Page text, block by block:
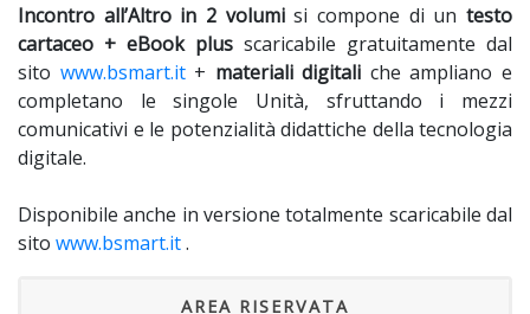
Incontro all’Altro in 2 volumisi compone di untesto
cartaceo + eBook plus scaricabile gratuitamente dal
sito www.bsmart.it+ materiali digitali che ampliano e
completano le singole Unità, sfruttando i mezzi
comunicativi e le potenzialità didattiche della tecnologia
digitale.
Disponibile anche in versione totalmente scaricabile dal
sito www.bsmart.it.
AREA RISERVATA